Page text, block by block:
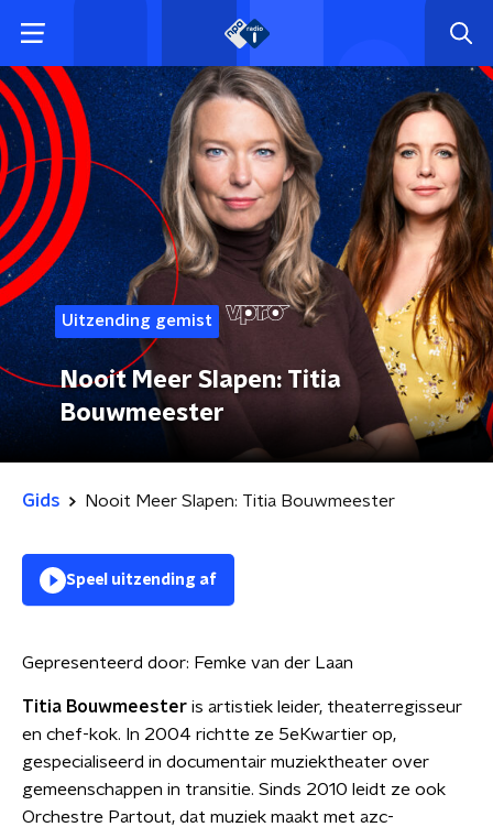
Uitzending gemist
Nooit Meer Slapen: Titia
Bouwmeester
Gids Nooit Meer Slapen: Titia Bouwmeester
Speel uitzending af
Gepresenteerd door: Femke van der Laan
Titia Bouwmeester is artistiek leider, theaterregisseur
en chef-kok. In 2004 richtte ze 5eKwartier op,
gespecialiseerd in documentair muziektheater over
gemeenschappen in transitie. Sinds 2010 leidt ze ook
Orchestre Partout, dat muziek maakt met azc-